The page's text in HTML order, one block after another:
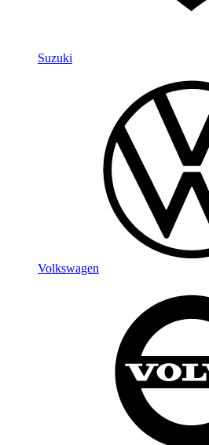
Suzuki
Volkswagen